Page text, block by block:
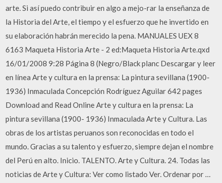
arte. Si así puedo contribuir en algo a mejo-rar la enseñanza de
la Historia del Arte, el tiempo y el esfuerzo que he invertido en
su elaboración habrán merecido la pena. MANUALES UEX 8
6163 Maqueta Historia Arte - 2 ed:Maqueta Historia Arte.qxd
16/01/2008 9:28 Página 8 (Negro/Black planc Descargar y leer
en línea Arte y cultura en la prensa: La pintura sevillana (1900-
1936) Inmaculada Concepción Rodríguez Aguilar 642 pages
Download and Read Online Arte y cultura en la prensa: La
pintura sevillana (1900- 1936) Inmaculada Arte y Cultura. Las
obras de los artistas peruanos son reconocidas en todo el
mundo. Gracias a su talento y esfuerzo, siempre dejan el nombre
del Perú en alto. Inicio. TALENTO. Arte y Cultura. 24. Todas las
noticias de Arte y Cultura: Ver como listado Ver. Ordenar por …